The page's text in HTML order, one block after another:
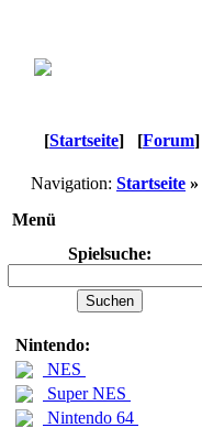
[Startseite] [Forum]
Navigation: Startseite »
Menü
Spielsuche:
Nintendo:
NES
Super NES
Nintendo 64